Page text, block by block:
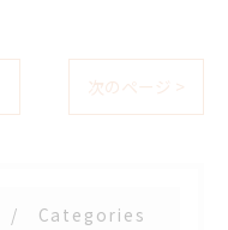
次のページ >
Categories